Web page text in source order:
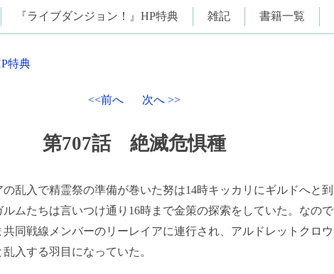
『ライブダンジョン！』HP特典 雑記 書籍一覧
特典
<<前へ 次へ >>
第707話 絶滅危惧種
乱入で精霊祭の準備が巻いた努は14時キッカリにギルドへと到
ムたちは言いつけ通り16時まで金策の探索をしていた。なので
同戦線メンバーのリーレイアに連行され、アルドレットクロウ
入する羽目になっていた。